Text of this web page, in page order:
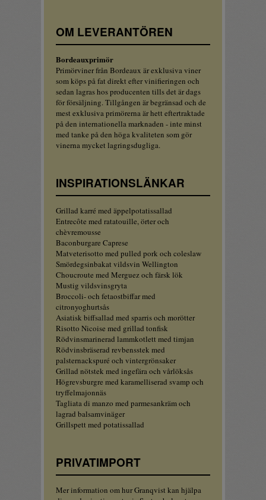
OM LEVERANTÖREN
Bordeauxprimör
Primörviner från Bordeaux är exklusiva viner
som köps på fat direkt efter vinifieringen och
sedan lagras hos producenten tills det är dags
för försäljning. Tillgången är begränsad och de
mest exklusiva primörerna är hett eftertraktade
på den internationella marknaden - inte minst
med tanke på den höga kvaliteten som gör
vinerna mycket lagringsdugliga.
INSPIRATIONSLÄNKAR
Grillad karré med äppelpotatissallad
Entrecôte med ratatouille, örter och
chèvremousse
Baconburgare Caprese
Matveterisotto med pulled pork och coleslaw
Smördegsinbakat vildsvin Wellington
Choucroute med Merguez och färsk lök
Mustig vildsvinsgryta
Broccoli- och fetaostbiffar med
citronyoghurtsås
Asiatisk biffsallad med sparris och morötter
Risotto Nicoise med grillad tonfisk
Rödvinsmarinerad lammkotlett med timjan
Rödvinsbräserad revbensstek med
palsternackspuré och vintergrönsaker
Grillad nötstek med ingefära och vårlöksås
Högrevsburgre med karamelliserad svamp och
tryffelmajonnäs
Tagliata di manzo med parmesankräm och
lagrad balsamvinäger
Grillspett med potatissallad
PRIVATIMPORT
Mer information om hur Granqvist kan hjälpa